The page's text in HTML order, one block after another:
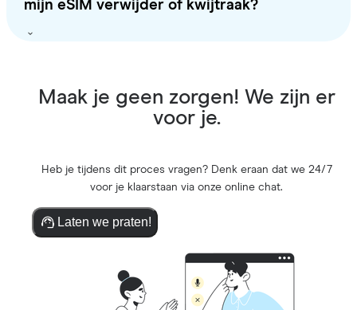
mijn eSIM verwijder of kwijtraak?
Maak je geen zorgen! We zijn er
voor je.
Heb je tijdens dit proces vragen? Denk eraan dat we 24/7
voor je klaarstaan via onze online chat.
Laten we praten!